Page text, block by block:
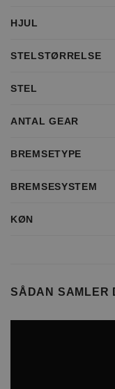
HJUL
STELSTØRRELSE
STEL
ANTAL GEAR
BREMSETYPE
BREMSESYSTEM
KØN
SÅDAN SAMLER